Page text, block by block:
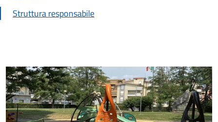
Struttura responsabile